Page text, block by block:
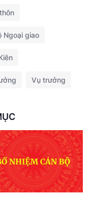
Ngoại giao
Vụ trưởng